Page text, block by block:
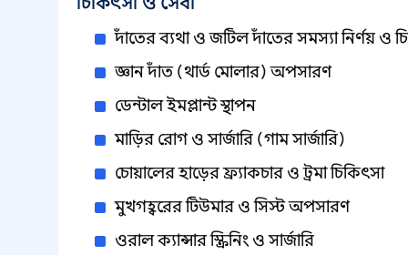
দাঁতের ব্যথা ও জটিল দাঁতের সমস্যা নির্ণয় ও
জ্ঞান দাঁত (থার্ড মোলার) অপসারণ
ডেন্টাল ইমপ্লান্ট স্থাপন
মাড়ির রোগ ও সার্জারি (গাম সার্জারি)
চোয়ালের হাড়ের ফ্র্যাকচার ও ট্রমা চিকিৎসা
মুখগহ্বরের টিউমার ও সিস্ট অপসারণ
ওরাল ক্যান্সার স্ক্রিনিং ও সার্জারি